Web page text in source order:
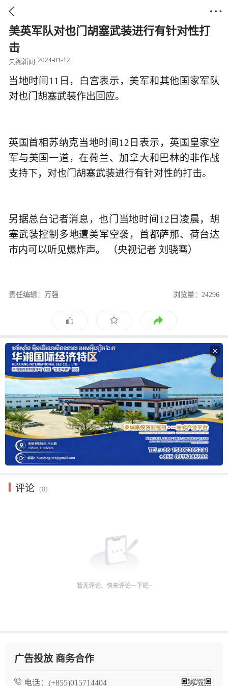
 
美英军队对也门胡塞武装进行有针对性打
击
央视新闻 2024-01-12
当地时间11日，白宫表示，美军和其他国家军队
对也门胡塞武装作出回应。
英国首相苏纳克当地时间12日表示，英国皇家空
军与美国一道，在荷兰、加拿大和巴林的非作战
支持下，对也门胡塞武装进行有针对性的打击。
另据总台记者消息，也门当地时间12日凌晨，胡
塞武装控制多地遭美军空袭，首都萨那、荷台达
市内可以听见爆炸声。 （央视记者 刘骁骞）
责任编辑：万强 浏览量：24296

评论 (0)
广告投放 商务合作
电话： (+855)015714404